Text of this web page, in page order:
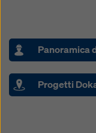
Panoramica
Progetti